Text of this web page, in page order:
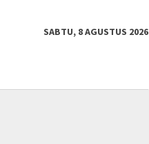
SABTU, 8 AGUSTUS 2026